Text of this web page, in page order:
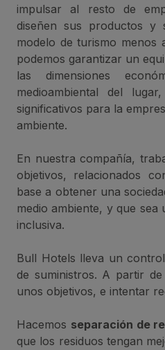
impulsar al resto de
diseñen sus productos y
modelo de turismo menos
podemos garantizar un
las dimensiones
medioambiental del
significativos para la
ambiente.
En nuestra compañía,
objetivos, relacionados
base a obtener una
medio ambiente, y que sea
inclusiva.
Bull Hotels lleva un
de suministros. A partir
unos objetivos, e intentar
Hacemos separación de
que los residuos tengan